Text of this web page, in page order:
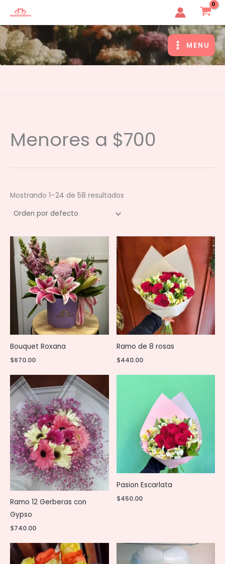
contenido
MAIN
MENU
Menores a $700
Mostrando 1–24 de 58 resultados
Bouquet Roxana
$670.00
Ramo de 8 rosas
$440.00
Ramo 12 Gerberas con
Gypso
$740.00
Pasion Escarlata
$450.00